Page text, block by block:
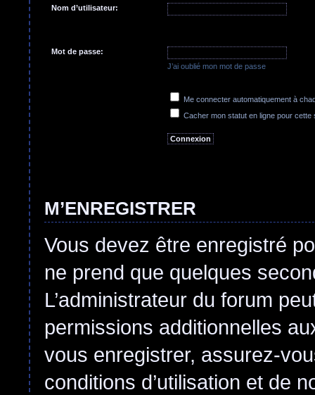
Nom d’utilisateur:
Mot de passe:
J’ai oublié mon mot de passe
Me connecter automatiquement à
Cacher mon statut en ligne pour cette
M’ENREGISTRER
Vous devez être enregistré
ne prend que quelques
L’administrateur du forum
permissions additionnelles
vous enregistrer, assurez-
conditions d’utilisation et de